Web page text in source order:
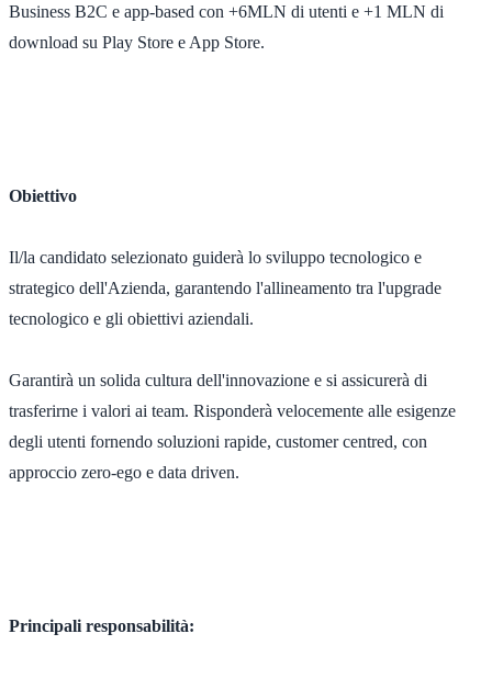
Business B2C e app-based con +6MLN di utenti e +1 MLN di
download su Play Store e App Store.
Obiettivo
Il/la candidato selezionato guiderà lo sviluppo tecnologico e
strategico dell'Azienda, garantendo l'allineamento tra l'upgrade
tecnologico e gli obiettivi aziendali.
Garantirà un solida cultura dell'innovazione e si assicurerà di
trasferirne i valori ai team. Risponderà velocemente alle esigenze
degli utenti fornendo soluzioni rapide, customer centred, con
approccio zero-ego e data driven.
Principali responsabilità: